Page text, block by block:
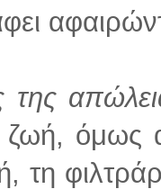
ζωή, όμως
τη